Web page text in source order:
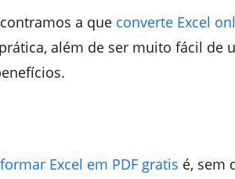
a que converte Excel
além de ser muito fácil de
Excel em PDF gratis é, sem